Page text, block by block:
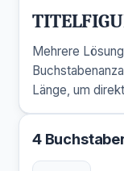
Mehrere
Länge, um
4